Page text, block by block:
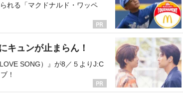
れる「マクドナルド・ワッペ
キュンが止まらん！
SONG）』が8／５よりJ:C
！